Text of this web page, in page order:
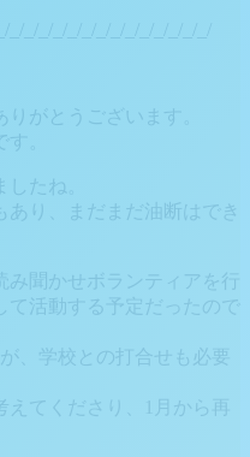
りがとうございます。
。
たね。
り、まだまだ油断はでき
み聞かせボランティアを行
て活動する予定だったので
、学校との打合せも必要
てくださり、1月から再